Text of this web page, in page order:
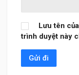
Lưu tên
trình duyệt này